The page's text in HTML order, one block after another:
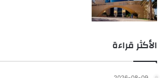
الأكثر قراءة